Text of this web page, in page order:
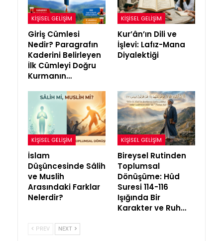
KIŞISEL GELIŞIM
Giriş Cümlesi
Nedir? Paragrafın
Kaderini Belirleyen
İlk Cümleyi Doğru
Kurmanın…
KIŞISEL GELIŞIM
Kur’ân’ın Dili ve
İşlevi: Lafız-Mana
Diyalektiği
KIŞISEL GELIŞIM
İslam
Düşüncesinde Sâlih
ve Muslih
Arasındaki Farklar
Nelerdir?
KIŞISEL GELIŞIM
Bireysel Rutinden
Toplumsal
Dönüşüme: Hûd
Suresi 114-116
Işığında Bir
Karakter ve Ruh…
PREV NEXT